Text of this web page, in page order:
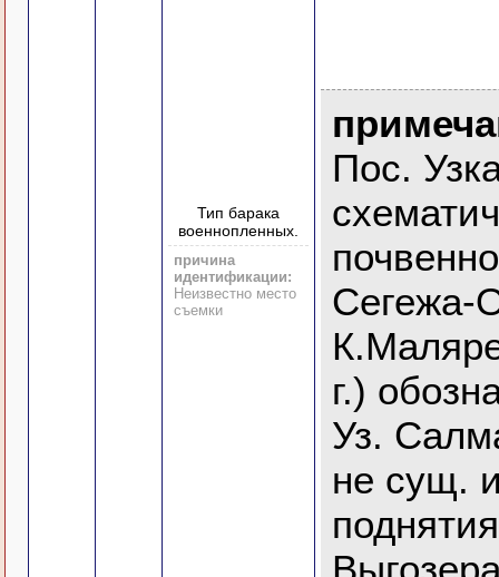
Тип барака
военнопленных.
причина
идентификации:
Неизвестно место
съемки
Пос.
Сегежа-
г.)
Уз.
не сущ.